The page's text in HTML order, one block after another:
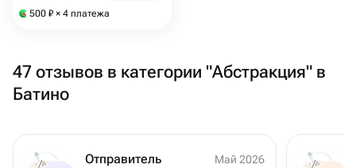
500 ₽ × 4 платежа
47 отзывов в категории "Абстракция" в
Батино
Отправитель
Май 2026